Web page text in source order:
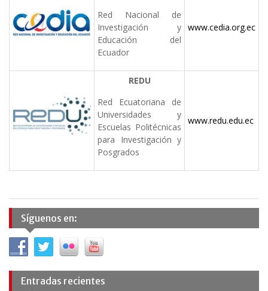
Red Nacional de
Investigación y
Educación del
Ecuador
www.cedia.org.ec
REDU
Red Ecuatoriana de
Universidades y
Escuelas Politécnicas
para Investigación y
Posgrados
www.redu.edu.ec
Síguenos en:
Entradas recientes